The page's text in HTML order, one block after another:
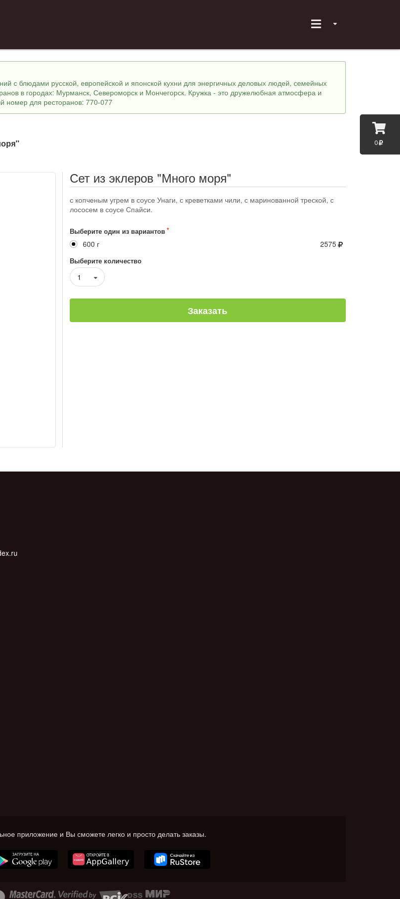
0
с блюдами русской, европейской и японской кухни для энергичных деловых людей, семейных
в городах: Мурманск, Североморск и Мончегорск. Кружка - это дружелюбная атмосфера и
номер для ресторанов: 770-077
Сет из эклеров "Много моря"
с копченым угрем в соусе Унаги, с креветками чили, с маринованной треской, с
лососем в соусе Спайси.
Выберите один из вариантов
600 г 2575
Выберите количество
1
Заказать
приложение и Вы сможете легко и просто делать заказы.